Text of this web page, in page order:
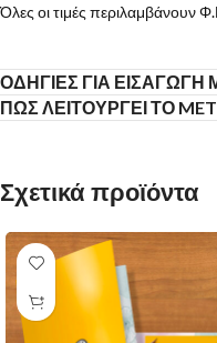
Όλες οι τιμές περιλαμβάνουν
ΟΔΗΓΙΕΣ ΓΙΑ ΕΙΣΑΓΩΓΗ
ΠΩΣ ΛΕΙΤΟΥΡΓΕΙ ΤΟ
Σχετικά προϊόντα